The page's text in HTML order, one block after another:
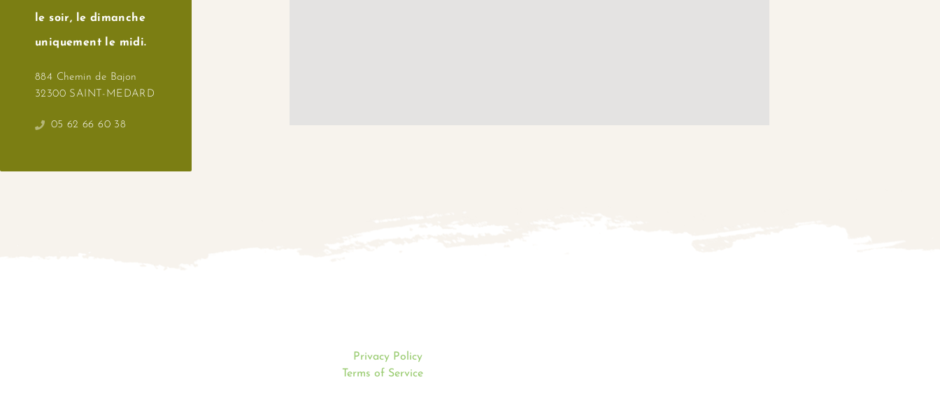
le soir, le dimanche
uniquement le midi.
884 Chemin de Bajon
32300 SAINT-MEDARD
05 62 66 60 38
Privacy Policyand
Terms of Serviceapply.